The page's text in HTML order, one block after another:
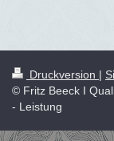
Druckversion |
© Fritz Beeck I
- Leistung